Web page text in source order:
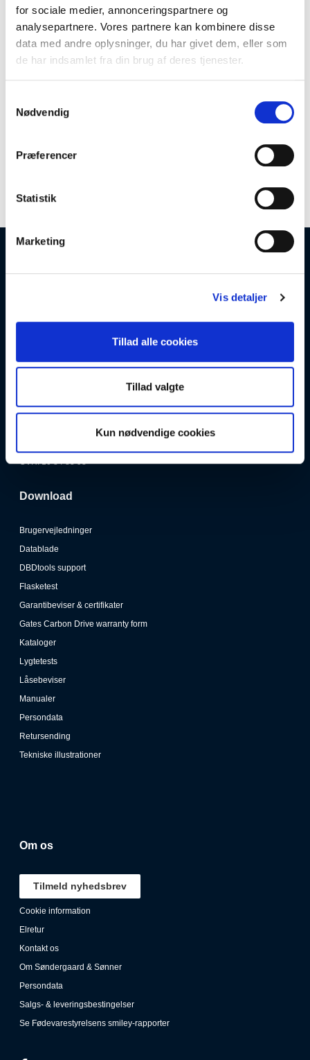
for sociale medier, annonceringspartnere og
analysepartnere. Vores partnere kan kombinere disse
data med andre oplysninger, du har givet dem, eller som
de har indsamlet fra din brug af deres tjenester.
Nødvendig
Præferencer
Statistik
Marketing
Vis detaljer
Tillad alle cookies
Tillad valgte
Kun nødvendige cookies
Blå nitrilhandske uden pudder. Nitril Supreme handsken giver
Læs mere
Download Produktspecifikationer
Lørdag & Søndag: Lukket
Søndergaard & Sønner a/s
CVR: 10 84 83 93
Download
Brugervejledninger
Datablade
DBDtools support
Flasketest
Garantibeviser & certifikater
Gates Carbon Drive warranty form
Kataloger
Lygtetests
Låsebeviser
Manualer
Persondata
Retursending
Tekniske illustrationer
Om os
Tilmeld nyhedsbrev
Cookie information
Elretur
Kontakt os
Om Søndergaard & Sønner
Persondata
Salgs- & leveringsbestingelser
Se Fødevarestyrelsens smiley-rapporter